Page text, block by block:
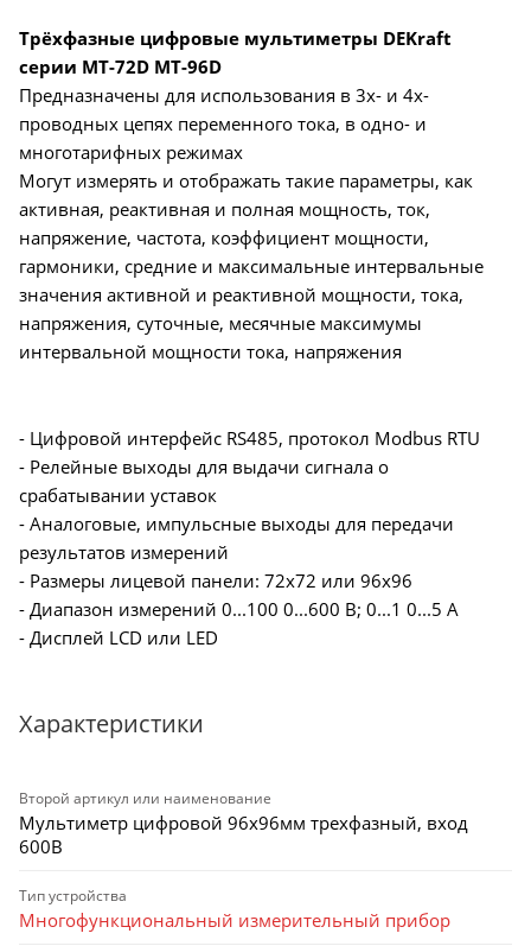
Трёхфазные цифровые мультиметры DEKraft
серии МТ-72D МТ-96D
Предназначены для использования в 3х- и 4х-
проводных цепях переменного тока, в одно- и
многотарифных режимах
Могут измерять и отображать такие параметры, как
активная, реактивная и полная мощность, ток,
напряжение, частота, коэффициент мощности,
гармоники, средние и максимальные интервальные
значения активной и реактивной мощности, тока,
напряжения, суточные, месячные максимумы
интервальной мощности тока, напряжения
- Цифровой интерфейс RS485, протокол Modbus RTU
- Релейные выходы для выдачи сигнала о
срабатывании уставок
- Аналоговые, импульсные выходы для передачи
результатов измерений
- Размеры лицевой панели: 72х72 или 96х96
- Диапазон измерений 0...100 0...600 В; 0...1 0...5 А
- Дисплей LCD или LED
Характеристики
Второй артикул или наименование
Мультиметр цифровой 96х96мм трехфазный, вход
600В
Тип устройства
Многофункциональный измерительный прибор